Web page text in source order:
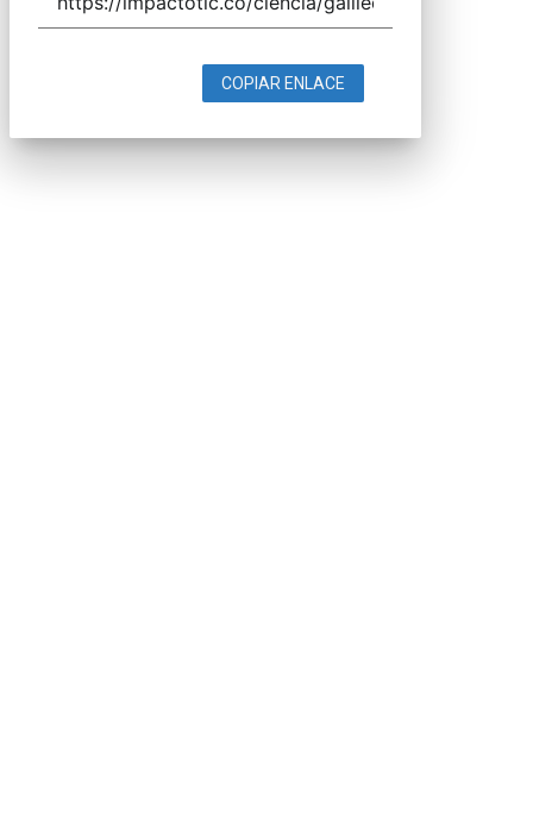
COPIAR ENLACE